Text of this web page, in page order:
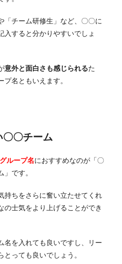
「チーム研修生」など、〇〇に
入すると分かりやすいでしょ
意外と面白さも感じられるた
名ともいえます。
〇チーム
ループ名におすすめなのが「〇
です。
持ちをさらに奮い立たせてくれ
の士気をより上げることができ
名を入れても良いですし、リー
っても良いでしょう。